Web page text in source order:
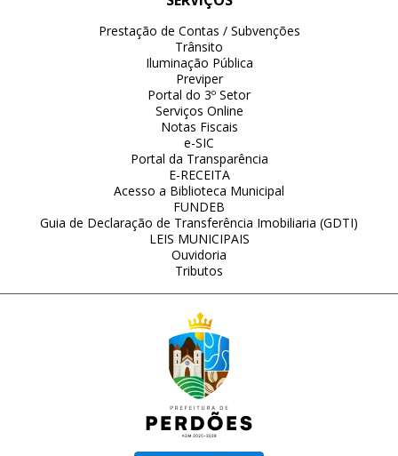
Prestação de Contas / Subvenções
Trânsito
Iluminação Pública
Previper
Portal do 3º Setor
Serviços Online
Notas Fiscais
e-SIC
Portal da Transparência
E-RECEITA
Acesso a Biblioteca Municipal
FUNDEB
Guia de Declaração de Transferência Imobiliaria (GDTI)
LEIS MUNICIPAIS
Ouvidoria
Tributos